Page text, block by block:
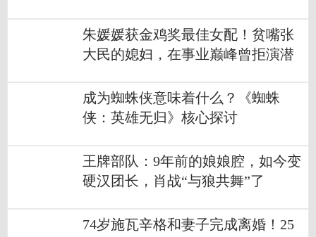
朱媛媛获金鸡奖最佳女配！贫嘴张
大民的媳妇，在事业巅峰曾拒演潜
成为蜘蛛侠意味着什么？《蜘蛛
侠：英雄无归》核心探讨
王牌部队：9年前的娘娘腔，如今变
硬汉团长，肖战“与狼共舞”了
74岁施瓦辛格和妻子完成离婚！25